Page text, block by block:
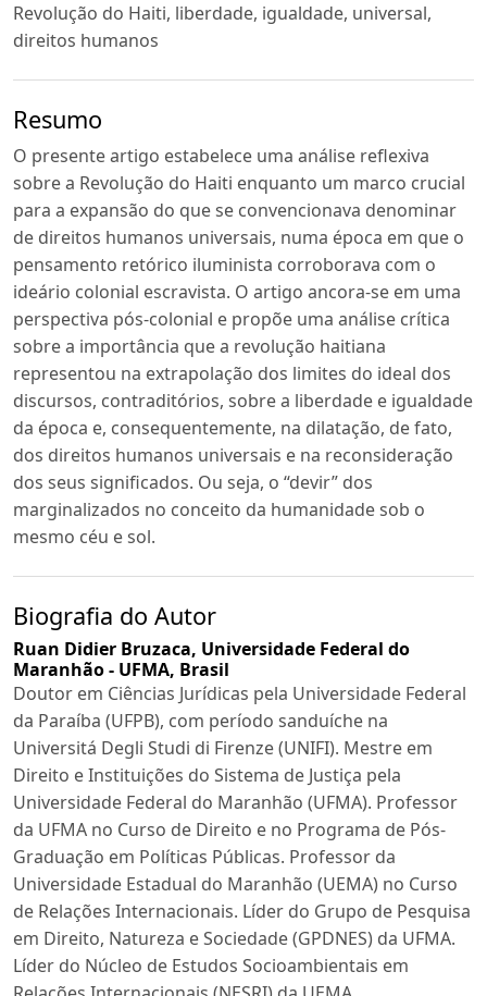
Revolução do Haiti, liberdade, igualdade, universal,
direitos humanos
Resumo
O presente artigo estabelece uma análise reflexiva
sobre a Revolução do Haiti enquanto um marco crucial
para a expansão do que se convencionava denominar
de direitos humanos universais, numa época em que o
pensamento retórico iluminista corroborava com o
ideário colonial escravista. O artigo ancora-se em uma
perspectiva pós-colonial e propõe uma análise crítica
sobre a importância que a revolução haitiana
representou na extrapolação dos limites do ideal dos
discursos, contraditórios, sobre a liberdade e igualdade
da época e, consequentemente, na dilatação, de fato,
dos direitos humanos universais e na reconsideração
dos seus significados. Ou seja, o “devir” dos
marginalizados no conceito da humanidade sob o
mesmo céu e sol.
Biografia do Autor
Ruan Didier Bruzaca, Universidade Federal do
Maranhão - UFMA, Brasil
Doutor em Ciências Jurídicas pela Universidade Federal
da Paraíba (UFPB), com período sanduíche na
Universitá Degli Studi di Firenze (UNIFI). Mestre em
Direito e Instituições do Sistema de Justiça pela
Universidade Federal do Maranhão (UFMA). Professor
da UFMA no Curso de Direito e no Programa de Pós-
Graduação em Políticas Públicas. Professor da
Universidade Estadual do Maranhão (UEMA) no Curso
de Relações Internacionais. Líder do Grupo de Pesquisa
em Direito, Natureza e Sociedade (GPDNES) da UFMA.
Líder do Núcleo de Estudos Socioambientais em